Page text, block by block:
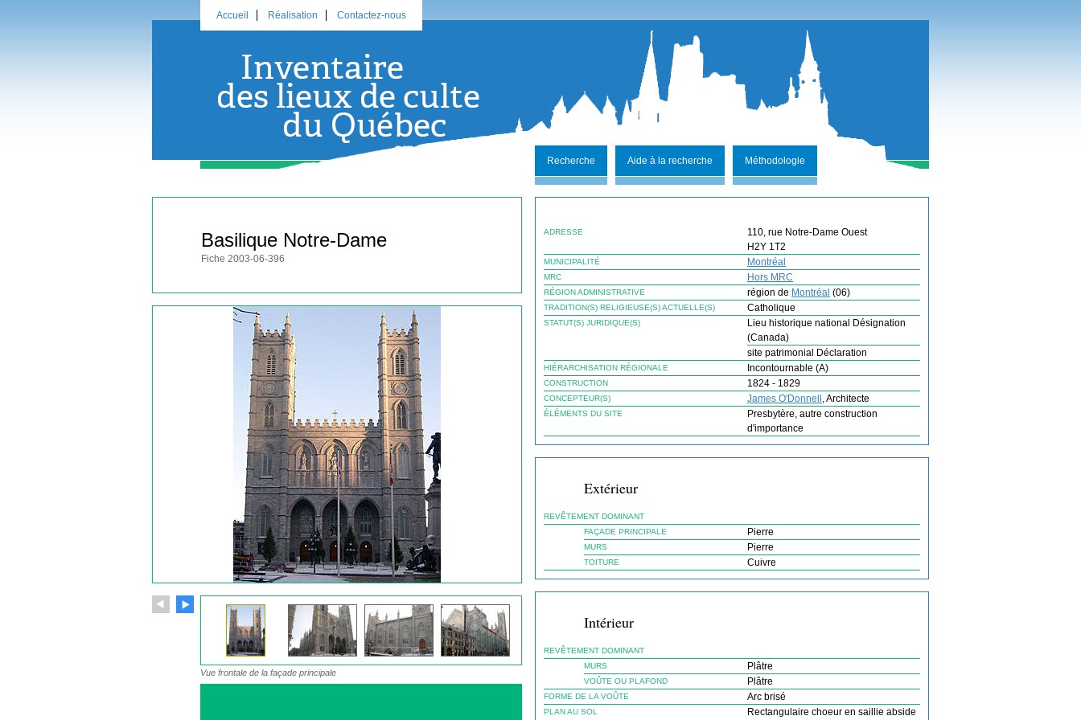
Accueil Réalisation Contactez-nous
Recherche Aide à la recherche Méthodologie
Basilique Notre-Dame
Fiche 2003-06-396
Vue frontale de la façade principale
ADRESSE
110, rue Notre-Dame Ouest
H2Y 1T2
MUNICIPALITÉ Montréal
MRC Hors MRC
RÉGION ADMINISTRATIVE région de Montréal (06)
TRADITION(S) RELIGIEUSE(S) ACTUELLE(S) Catholique
STATUT(S) JURIDIQUE(S)
Lieu historique national Désignation
(Canada)
site patrimonial Déclaration
HIÉRARCHISATION RÉGIONALE Incontournable (A)
CONSTRUCTION 1824 - 1829
CONCEPTEUR(S) James O'Donnell , Architecte
ÉLÉMENTS DU SITE
Presbytère, autre construction
d'importance
Extérieur
REVÊTEMENT DOMINANT
FAÇADE PRINCIPALE
Pierre
MURS Pierre
TOITURE Cuivre
Intérieur
REVÊTEMENT DOMINANT
MURS
Plâtre
VOÛTE OU PLAFOND Plâtre
FORME DE LA VOÛTE Arc brisé
PLAN AU SOL Rectangulaire choeur en saillie abside